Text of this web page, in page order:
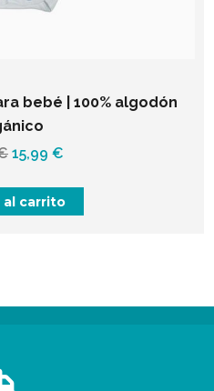
bebé | 100% algodón
El
original
era:
15,99 €
actual
es:
al carrito